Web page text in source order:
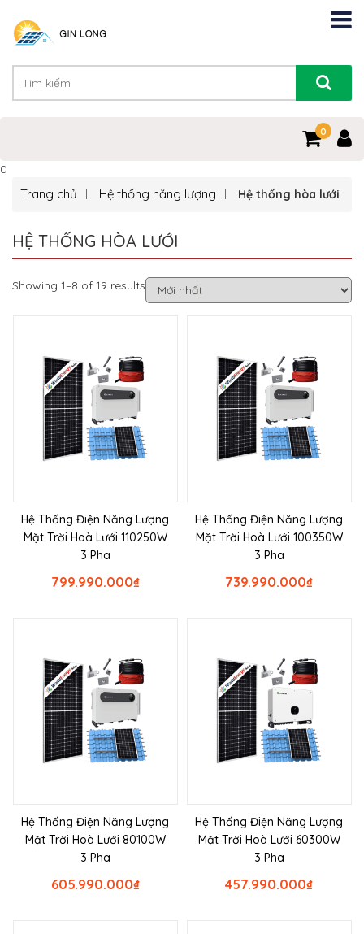
0
0
Trang chủ Hệ thống năng lượng Hệ thống hòa lưới
HỆ THỐNG HÒA LƯỚI
Showing 1–8 of 19 results
Hệ Thống Điện Năng Lượng
Mặt Trời Hoà Lưới 110250W
3 Pha
₫
799.990.000
Hệ Thống Điện Năng Lượng
Mặt Trời Hoà Lưới 100350W
3 Pha
₫
739.990.000
Hệ Thống Điện Năng Lượng
Mặt Trời Hoà Lưới 80100W
3 Pha
₫
605.990.000
Hệ Thống Điện Năng Lượng
Mặt Trời Hoà Lưới 60300W
3 Pha
₫
457.990.000